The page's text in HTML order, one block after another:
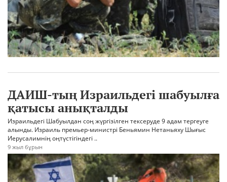
ДАИШ-тың Израильдегі шабуылға
қатысы анықталды
Израильдегі Шабуылдан соң жүргізілген тексеруде 9 адам тергеуге
алынды. Израиль премьер-министрі Беньямин Нетаньяху Шығыс
Иерусалимнің оңтүстігіндегі ..
9 жыл бұрын